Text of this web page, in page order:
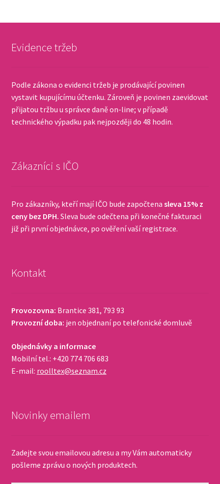
Evidence tržeb
Podle zákona o evidenci tržeb je prodávající povinen
vystavit kupujícímu účtenku. Zároveň je povinen zaevidovat
přijatou tržbu u správce daně on-line; v případě
technického výpadku pak nejpozději do 48 hodin.
Zákazníci s IČO
Pro zákazníky, kteří mají IČO bude započtena sleva 15% z
ceny bez DPH. Sleva bude odečtena při konečné fakturaci
již při první objednávce, po ověření vaší registrace.
Kontakt
Provozovna: Brantice 381, 793 93
Provozní doba: jen objednaní po telefonické domluvě
Objednávky a informace
Mobilní tel.: +420 774 706 683
E-mail: roolltex@seznam.cz
Novinky emailem
Zadejte svou emailovou adresu a my Vám automaticky
pošleme zprávu o nových produktech.